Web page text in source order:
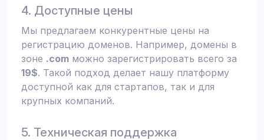
4. Доступные цены
Мы предлагаем конкурентные цены на
регистрацию доменов. Например, домены в
зоне .com можно зарегистрировать всего за
19$. Такой подход делает нашу платформу
доступной как для стартапов, так и для
крупных компаний.
5. Техническая поддержка